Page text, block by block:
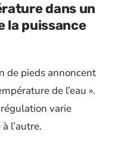
dans un
la puissance
de pieds annoncent
de l’eau ».
varie
l’autre.